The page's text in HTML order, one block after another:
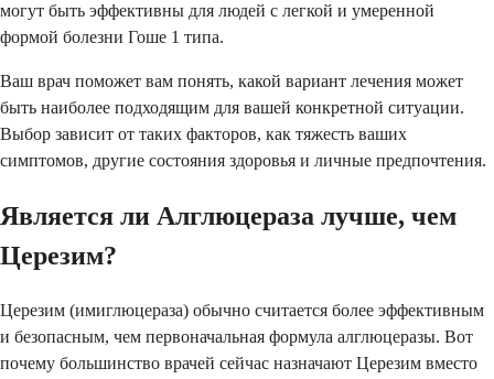
могут быть эффективны для людей с легкой и умеренной
формой болезни Гоше 1 типа.
Ваш врач поможет вам понять, какой вариант лечения может
быть наиболее подходящим для вашей конкретной ситуации.
Выбор зависит от таких факторов, как тяжесть ваших
симптомов, другие состояния здоровья и личные предпочтения.
Является ли Алглюцераза лучше, чем
Церезим?
Церезим (имиглюцераза) обычно считается более эффективным
и безопасным, чем первоначальная формула алглюцеразы. Вот
почему большинство врачей сейчас назначают Церезим вместо